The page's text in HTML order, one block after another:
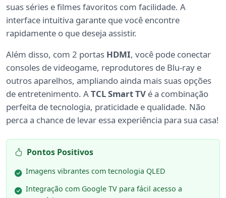
suas séries e filmes favoritos com facilidade. A
interface intuitiva garante que você encontre
rapidamente o que deseja assistir.
Além disso, com 2 portas HDMI, você pode conectar
consoles de videogame, reprodutores de Blu-ray e
outros aparelhos, ampliando ainda mais suas opções
de entretenimento. ATCL Smart TV é a combinação
perfeita de tecnologia, praticidade e qualidade. Não
perca a chance de levar essa experiência para sua casa!
Pontos Positivos
Imagens vibrantes com tecnologia QLED
Integração com Google TV para fácil acesso a